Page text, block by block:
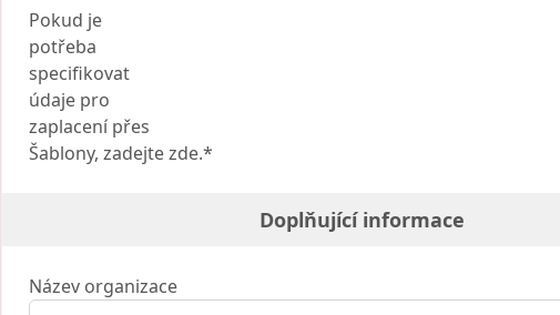
Pokud je
potřeba
specifikovat
údaje pro
zaplacení přes
Šablony, zadejte zde.*
Doplňující informace
Název organizace